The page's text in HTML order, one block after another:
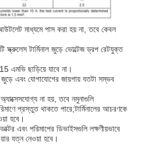
মাধ্যমে পাস করা হয় না, তবে কেবল
স্ক্রুলেস টার্মিনাল জুড়ে ভোল্টেজ ড্রপ রেটযুক্ত
এমভি ছাড়িয়ে যাবে না।
জুড়ে এবং যোগাযোগের জায়গায় যতটা সম্ভব
অ্যাক্সেসযোগ্য না হয়, তবে নমুনাগুলি
প্রস্তুত থাকতে পারে;টার্মিনালের আচরণকে
হবে।
এবং পরিমাপের ডিভাইসগুলি লক্ষণীয়ভাবে
যত্ন নেওয়া হবে।